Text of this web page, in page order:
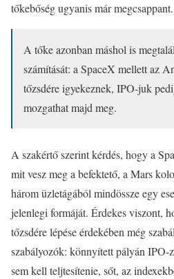
tőkebőség ugyanis már megcsappant.
A tőke azonban máshol is
számítását: a SpaceX mellett az
tőzsdére igyekeznek, IPO-juk
mozgathat majd meg.
A szakértő szerint kérdés, hogy a
mit vesz meg a befektető, a Mars
három üzletágából mindössze egy
jelenlegi formáját. Érdekes viszont,
tőzsdére lépése érdekében még
szabályozók: könnyített pályán IPO-
sem kell teljtesítenie, sőt, az